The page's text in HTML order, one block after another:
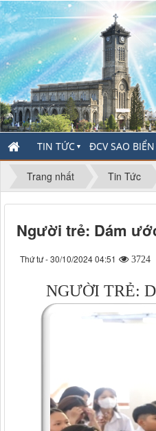
TIN TỨC ▼ ĐCV SAO BIỂN
Trang nhất Tin Tức
Người trẻ: Dám
Thứ tư - 30/10/2024 04:51 3724
NGƯỜI TRẺ: